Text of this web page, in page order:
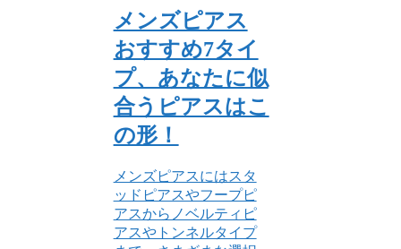
メンズピアス
おすすめ7タイ
プ、あなたに似
合うピアスはこ
の形！
メンズピアスにはスタ
ッドピアスやフープピ
アスからノベルティピ
アスやトンネルタイプ